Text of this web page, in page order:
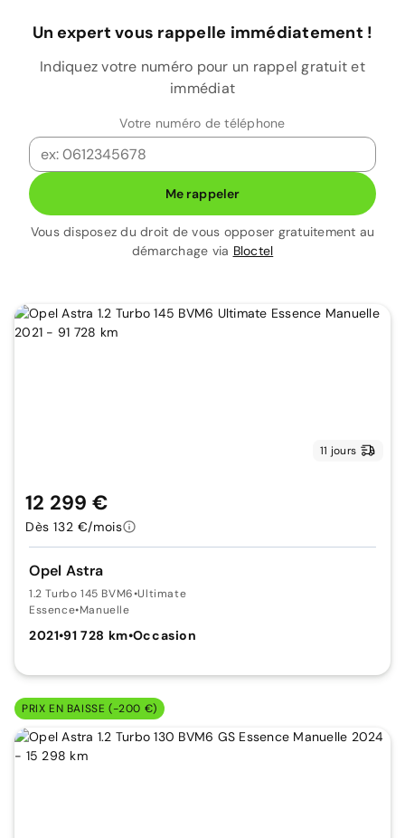
Un expert vous rappelle immédiatement !
Indiquez votre numéro pour un rappel gratuit et
immédiat
Votre numéro de téléphone
Me rappeler
Vous disposez du droit de vous opposer gratuitement au
démarchage via Bloctel
11 jours
Opel Astra
1.2 Turbo 145 BVM6•Ultimate
Essence•Manuelle
2021•91 728 km•Occasion
12 299 €
Dès 132 €/mois
PRIX EN BAISSE (-200 €)